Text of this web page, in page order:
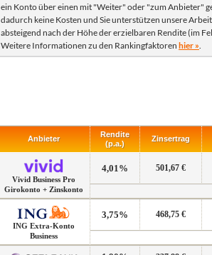
ein Konto über einen mit "Weiter" oder "zum Anbieter"
dadurch keine Kosten und Sie unterstützen unsere Arbeit.
absteigend nach der Höhe der erzielbaren Rendite (im
Weitere Informationen zu den Rankingfaktoren hier »
Anbieter
Rendite
(p.a.)
Zinsertrag
Vivid Business Pro
Girokonto + Zinskonto
4,01% 501,67 €
ING Extra-Konto
Business
3,75% 468,75 €